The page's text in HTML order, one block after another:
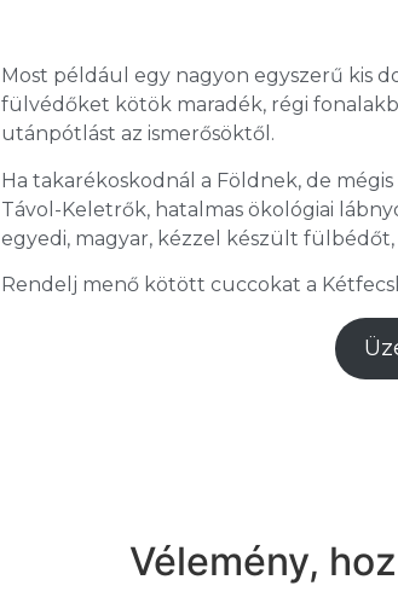
Most például egy nagyon egyszerű kis
fülvédőket kötök maradék, régi
utánpótlást az ismerősöktől.
Ha takarékoskodnál a Földnek, de
Távol-Keletrők, hatalmas ökológiai
egyedi, magyar, kézzel készült
Rendelj menő kötött cuccokat a
Vélemény,